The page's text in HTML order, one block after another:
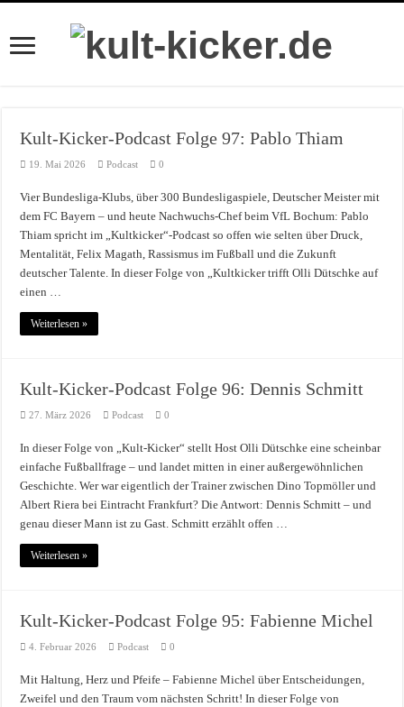
Kult-Kicker-Podcast Folge 97: Pablo Thiam
19. Mai 2026 Podcast 0
Vier Bundesliga-Klubs, über 300 Bundesligaspiele, Deutscher Meister mit
dem FC Bayern – und heute Nachwuchs-Chef beim VfL Bochum: Pablo
Thiam spricht im „Kultkicker“-Podcast so offen wie selten über Druck,
Mentalität, Felix Magath, Rassismus im Fußball und die Zukunft
deutscher Talente. In dieser Folge von „Kultkicker trifft Olli Dütschke auf
einen …
Weiterlesen »
Kult-Kicker-Podcast Folge 96: Dennis Schmitt
27. März 2026 Podcast 0
In dieser Folge von „Kult-Kicker“ stellt Host Olli Dütschke eine scheinbar
einfache Fußballfrage – und landet mitten in einer außergewöhnlichen
Geschichte. Wer war eigentlich der Trainer zwischen Dino Topmöller und
Albert Riera bei Eintracht Frankfurt? Die Antwort: Dennis Schmitt – und
genau dieser Mann ist zu Gast. Schmitt erzählt offen …
Weiterlesen »
Kult-Kicker-Podcast Folge 95: Fabienne Michel
4. Februar 2026 Podcast 0
Mit Haltung, Herz und Pfeife – Fabienne Michel über Entscheidungen,
Zweifel und den Traum vom nächsten Schritt! In dieser Folge von